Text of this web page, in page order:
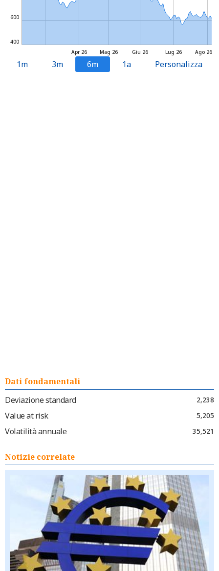
Mag 26 Lug 26
Apr 26 Giu 26 Ago 26
400
600
1m 3m 6m 1a Personalizza
Dati fondamentali
Deviazione standard
2,238
Value at risk 5,205
Volatilità annuale 35,521
Notizie correlate